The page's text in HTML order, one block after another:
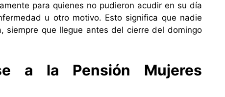
para quienes no pudieron acudir en su día
u otro motivo. Esto significa que nadie
que llegue antes del cierre del domingo
a la Pensión Mujeres